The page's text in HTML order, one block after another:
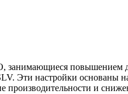
повышением
Эти настройки основаны
производительности и